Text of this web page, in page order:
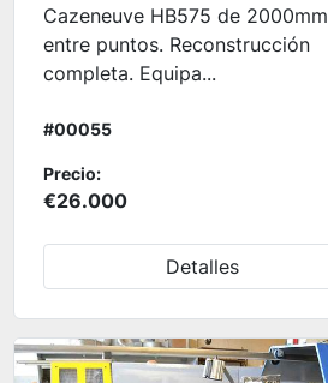
Cazeneuve HB575 de 2000mm
entre puntos. Reconstrucción
completa. Equipa...
#00055
Precio:
€26.000
Detalles